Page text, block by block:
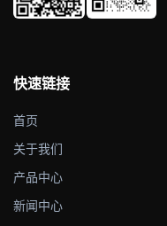
快速链接
首页
关于我们
产品中心
新闻中心